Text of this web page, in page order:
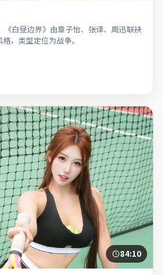
《白昼边界》由章子怡、张译、周迅联袂
，类型定位为战争。
84:10